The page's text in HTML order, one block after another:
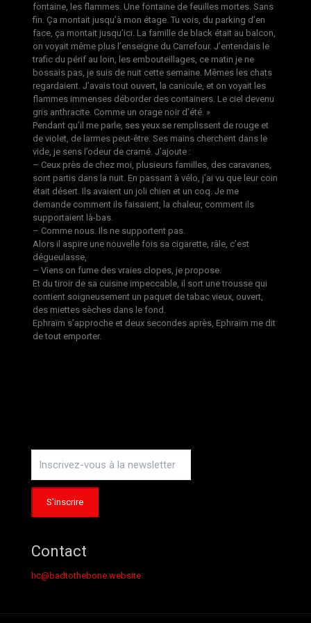
fontaine, les flammes. Une fontaine de feuilles mortes. Sans
fin. Ça montait jusqu’à mon étage. Tu vois, du parking d’en
face, ça montait jusqu’ici. La famille de black était au balcon,
on voyait même plus l’enseigne du Carrefour. J’entendais le
trafic du périf au loin, les embouteillages, ce matin je ne
bossais pas, je suis de nuit cette semaine. Mêmes les chats
regardaient. J’avais tout ouvert, la canicule, et on voyait les
flammes immenses déborder des containers. Le ciel devenu
gris anthracite. Comme un orage noir d’été. »
Pendant qu’il me parle, ses yeux se remplissent de rouge et
de violet, de larmes peut-être. Ses mains cherchent dans le
vide, je sens l’odeur de cramé. J’ajoute :
– Ceux près de chez moi, plusieurs familles, des caravanes,
sont partis dans la nuit. En passant à vélo, j’ai vu que leur coin
était désert. Ils avaient un joli chien et un coq. Je me
demande comment ils faisaient, la chaleur, comment ils
supportaient là-bas.
– Comme nous. Ils ne supportent pas.
Alors il aspire une nouvelle fois sa cigarette, râle, c’est
dégueulasse,
– Viens on fume des vraies clopes, je propose.
Et du tiroir de sa cuisine impeccable, il sort une trousse qui
contient soigneusement un paquet de tabac vieux, ouvert,
des miettes sèches dans le fond.
Ephraïm s’approche et deux secondes après, Ephraïm me dit
de tout emporter.
Contact
hc@badtothebone.website